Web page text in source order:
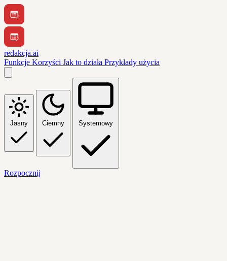
redakcja.ai
Funkcje Korzyści Jak to działa Przykłady użycia
Jasny Ciemny Systemowy
Rozpocznij